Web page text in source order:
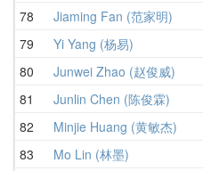
78
Jiaming Fan (范家明)
79
Yi Yang (杨易)
80
Junwei Zhao (赵俊威)
81
Junlin Chen (陈俊霖)
82
Minjie Huang (黄敏杰)
83
Mo Lin (林墨)